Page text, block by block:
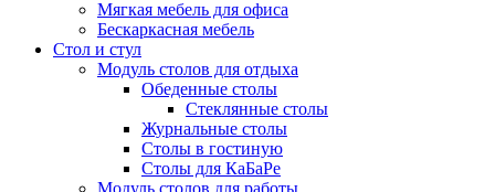
Мягкая мебель для офиса
Бескаркасная мебель
Стол и стул
Модуль столов для отдыха
Обеденные столы
Стеклянные столы
Журнальные столы
Столы в гостиную
Столы для КаБаРе
Модуль столов для работы